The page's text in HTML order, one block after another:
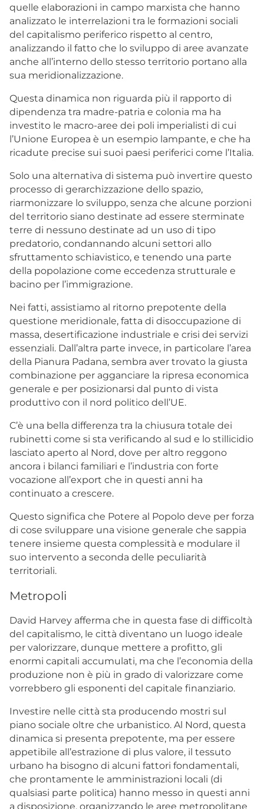
quelle elaborazioni in campo marxista che hanno
analizzato le interrelazioni tra le formazioni sociali
del capitalismo periferico rispetto al centro,
analizzando il fatto che lo sviluppo di aree avanzate
anche all’interno dello stesso territorio portano alla
sua meridionalizzazione.
Questa dinamica non riguarda più il rapporto di
dipendenza tra madre-patria e colonia ma ha
investito le macro-aree dei poli imperialisti di cui
l’Unione Europea è un esempio lampante, e che ha
ricadute precise sui suoi paesi periferici come l’Italia.
Solo una alternativa di sistema può invertire questo
processo di gerarchizzazione dello spazio,
riarmonizzare lo sviluppo, senza che alcune porzioni
del territorio siano destinate ad essere sterminate
terre di nessuno destinate ad un uso di tipo
predatorio, condannando alcuni settori allo
sfruttamento schiavistico, e tenendo una parte
della popolazione come eccedenza strutturale e
bacino per l’immigrazione.
Nei fatti, assistiamo al ritorno prepotente della
questione meridionale, fatta di disoccupazione di
massa, desertificazione industriale e crisi dei servizi
essenziali. Dall’altra parte invece, in particolare l’area
della Pianura Padana, sembra aver trovato la giusta
combinazione per agganciare la ripresa economica
generale e per posizionarsi dal punto di vista
produttivo con il nord politico dell’UE.
C’è una bella differenza tra la chiusura totale dei
rubinetti come si sta verificando al sud e lo stillicidio
lasciato aperto al Nord, dove per altro reggono
ancora i bilanci familiari e l’industria con forte
vocazione all’export che in questi anni ha
continuato a crescere.
Questo significa che Potere al Popolo deve per forza
di cose sviluppare una visione generale che sappia
tenere insieme questa complessità e modulare il
suo intervento a seconda delle peculiarità
territoriali.
Metropoli
David Harvey afferma che in questa fase di difficoltà
del capitalismo, le città diventano un luogo ideale
per valorizzare, dunque mettere a profitto, gli
enormi capitali accumulati, ma che l’economia della
produzione non è più in grado di valorizzare come
vorrebbero gli esponenti del capitale finanziario.
Investire nelle città sta producendo mostri sul
piano sociale oltre che urbanistico. Al Nord, questa
dinamica si presenta prepotente, ma per essere
appetibile all’estrazione di plus valore, il tessuto
urbano ha bisogno di alcuni fattori fondamentali,
che prontamente le amministrazioni locali (di
qualsiasi parte politica) hanno messo in questi anni
a disposizione, organizzando le aree metropolitane